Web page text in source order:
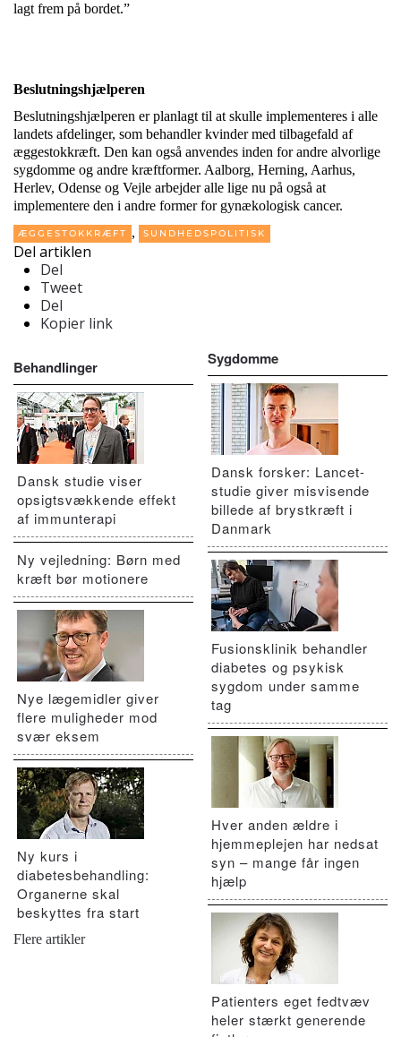
lagt frem på bordet.”
Beslutningshjælperen
Beslutningshjælperen er planlagt til at skulle implementeres i alle
landets afdelinger, som behandler kvinder med tilbagefald af
æggestokkræft. Den kan også anvendes inden for andre alvorlige
sygdomme og andre kræftformer. Aalborg, Herning, Aarhus,
Herlev, Odense og Vejle arbejder alle lige nu på også at
implementere den i andre former for gynækologisk cancer.
ÆGGESTOKKRÆFT , SUNDHEDSPOLITISK
Del artiklen
Del
Tweet
Del
Kopier link
Behandlinger
Dansk studie viser
opsigtsvækkende effekt
af immunterapi
Ny vejledning: Børn med
kræft bør motionere
Nye lægemidler giver
flere muligheder mod
svær eksem
Ny kurs i
diabetesbehandling:
Organerne skal
beskyttes fra start
Flere artikler
Sygdomme
Dansk forsker: Lancet-
studie giver misvisende
billede af brystkræft i
Danmark
Fusionsklinik behandler
diabetes og psykisk
sygdom under samme
tag
Hver anden ældre i
hjemmeplejen har nedsat
syn – mange får ingen
hjælp
Patienters eget fedtvæv
heler stærkt generende